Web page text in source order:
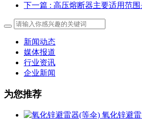
下一篇 : 高压熔断器主要适用范围
新闻动态
媒体报道
行业资讯
企业新闻
为您推荐
氧化锌避